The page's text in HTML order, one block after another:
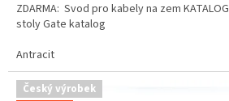
ZDARMA: Svod pro kabely na zem
stoly Gate katalog
Antracit
Český výrobek